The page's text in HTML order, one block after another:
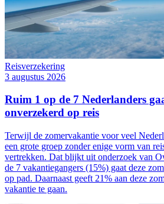
Reisverzekering
3 augustus 2026
Ruim 1 op de 7 Nederlanders
onverzekerd op reis
Terwijl de zomervakantie voor veel
een grote groep zonder enige vorm van
vertrekken. Dat blijkt uit onderzoek van
de 7 vakantiegangers (15%) gaat deze
op pad. Daarnaast geeft 21% aan deze
vakantie te gaan.